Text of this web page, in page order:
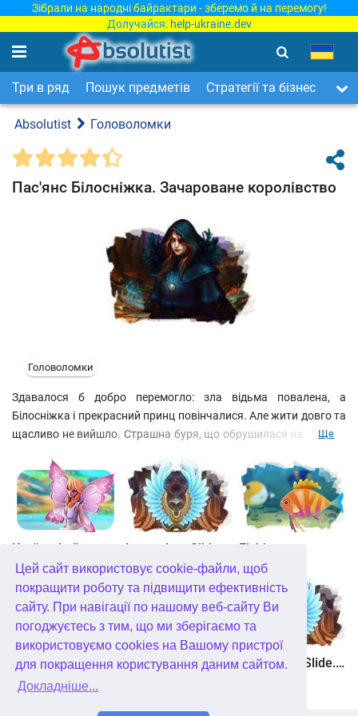
Цей сайт використовує cookie-файли, щоб
покращити роботу та підвищити ефективність
сайту. При навігації по нашому веб-сайту Ви
погоджуєтесь з тим, що ми зберігаємо та
використовуємо cookies на Вашому пристрої
для покращення користування даним сайтом.
Докладніше...
Зібрали на народні байрактари - зберемо й на перемогу!
Долучайся: help-ukraine.dev
Три в ряд Пошук предметів Стратегії та бізнес
Absolutist Головоломки
Пас'янс Білосніжка. Зачароване королівство
Головоломки
Здавалося б добро перемогло: зла відьма повалена, а
Білосніжка і прекрасний принц повінчалися. Але жити довго та
щасливо не вийшло. Страшна буря, що обрушилася на чарівне
На щастя, сама Білосніжка, в цей момент була далеко і чари не
торкнулися її. Збирайте пасьянси та допоможіть дівчині
відшукати засіб, здатний повернути її підданих до життя!
Ще
Країна фей Legendary Slide Fishjong
Квадріум Travel Mosaics: A Paris Tour Legendary Slide. Платинове видання